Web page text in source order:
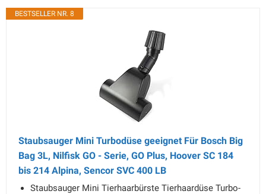
BESTSELLER NR. 8
Staubsauger Mini Turbodüse geeignet Für Bosch Big
Bag 3L, Nilfisk GO - Serie, GO Plus, Hoover SC 184
bis 214 Alpina, Sencor SVC 400 LB
Staubsauger Mini Tierhaarbürste Tierhaardüse Turbo-